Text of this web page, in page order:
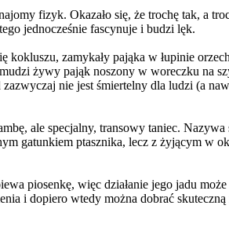
fizyk. Okazało się, że trochę tak, a
jednocześnie fascynuje i budzi lęk.
kokluszu, zamykały pająka w łupinie
żywy pająk noszony w woreczku na
nie jest śmiertelny dla ludzi (a
ale specjalny, transowy taniec.
gatunkiem ptasznika, lecz z żyjącym w
piosenkę, więc działanie jego jadu
i dopiero wtedy można dobrać skuteczną